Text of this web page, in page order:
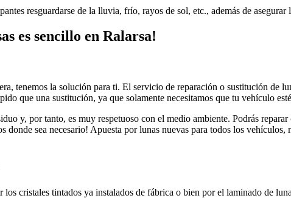
resguardarse de la lluvia, frío, rayos de sol, etc., además de asegurar
es sencillo en Ralarsa!
tenemos la solución para ti. El servicio de reparación o sustitución de
que una sustitución, ya que solamente necesitamos que tu vehículo
y, por tanto, es muy respetuoso con el medio ambiente. Podrás
sea necesario! Apuesta por lunas nuevas para todos los vehículos,
cristales tintados ya instalados de fábrica o bien por el laminado de